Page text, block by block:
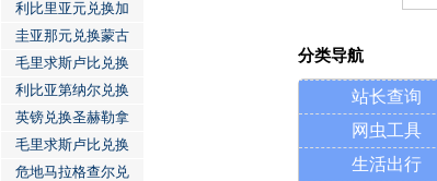
利比里亚元兑换加
圭亚那元兑换蒙古
毛里求斯卢比兑换
利比亚第纳尔兑换
英镑兑换圣赫勒拿
毛里求斯卢比兑换
危地马拉格查尔兑
分类导航
站长查询
网虫工具
生活出行